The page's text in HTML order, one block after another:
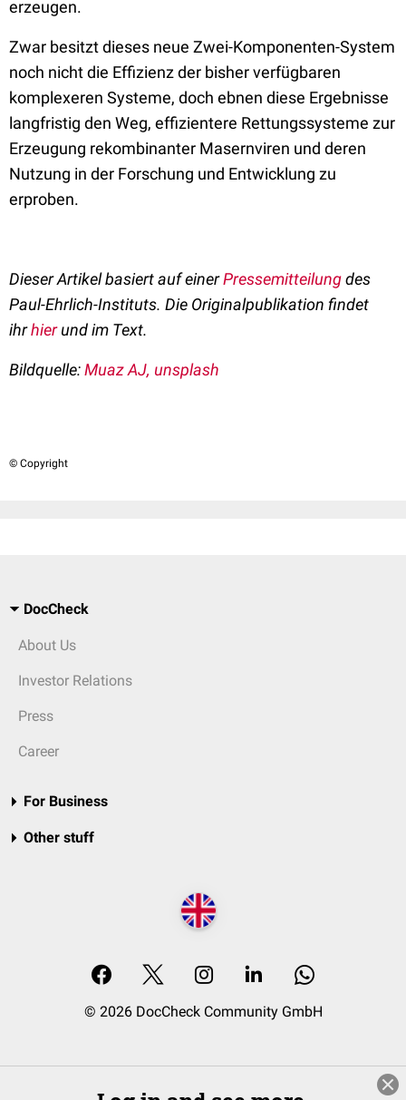
erzeugen.
Zwar besitzt dieses neue Zwei-Komponenten-System
noch nicht die Effizienz der bisher verfügbaren
komplexeren Systeme, doch ebnen diese Ergebnisse
langfristig den Weg, effizientere Rettungssysteme zur
Erzeugung rekombinanter Masernviren und deren
Nutzung in der Forschung und Entwicklung zu
erproben.
Dieser Artikel basiert auf einerPressemitteilungdes
Paul-Ehrlich-Instituts. Die Originalpublikation findet
ihrhierund im Text.
Bildquelle:Muaz AJ, unsplash
© Copyright
DocCheck
About Us
Investor Relations
Press
Career
For Business
Other stuff
© 2026 DocCheck Community GmbH